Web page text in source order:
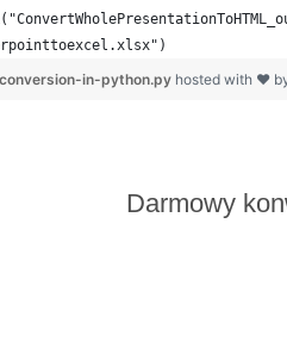
in-python.py hosted with ❤
Darmowy